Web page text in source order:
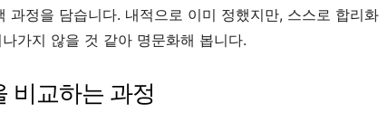
과정을 담습니다. 내적으로 이미 정했지만, 스스로 합리화
가지 않을 것 같아 명문화해 봅니다.
비교하는 과정